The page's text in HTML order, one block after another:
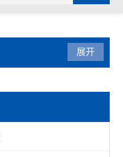
展开